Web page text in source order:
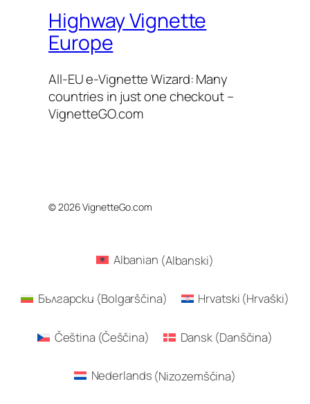
Highway Vignette
Europe
All-EU e-Vignette Wizard: Many
countries in just one checkout –
VignetteGO.com
© 2026 VignetteGo.com
Albanian (Albanski)
Български (Bolgarščina) Hrvatski (Hrvaški)
Čeština(Češčina) Dansk (Danščina)
Nederlands (Nizozemščina)